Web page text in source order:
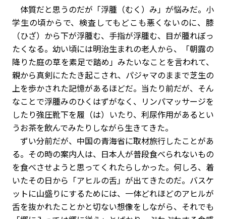
体質だと思うのだが「浮腫（むく）み」が悩みだ。小
学生の頃からで、検査してもどこも悪くないのに、膝
（ひざ）から下が浮腫む、手指が浮腫む、目が腫れぼっ
たくなる。幼い頃には明治生まれの老人から、「朝露の
降りた庭の草を素足で踏め」みたいなことを言われて、
親から真剣にたたき起こされ、パジャマのままで芝生の
上を歩かされた記憶があるほどだ。当たり前だが、そん
なことで浮腫みのひくはずがなく、リンパマッサージを
したり強圧靴下を履（は）いたり、利尿作用があるとい
うお茶を飲んでみたりしながら生きてきた。
ずい分前だが、中国の青海省に取材旅行したことがあ
る。その時の案内人は、日本人が普段食べられないもの
を食べさせようと思ってくれたらしかった。何しろ、着
いたその日から「アヒルの舌」が出てきたのだ。バスケ
ットに山盛りにするためには、一体どれほどのアヒルが
舌を抜かれたことかと切ない想像をしながら、それでも